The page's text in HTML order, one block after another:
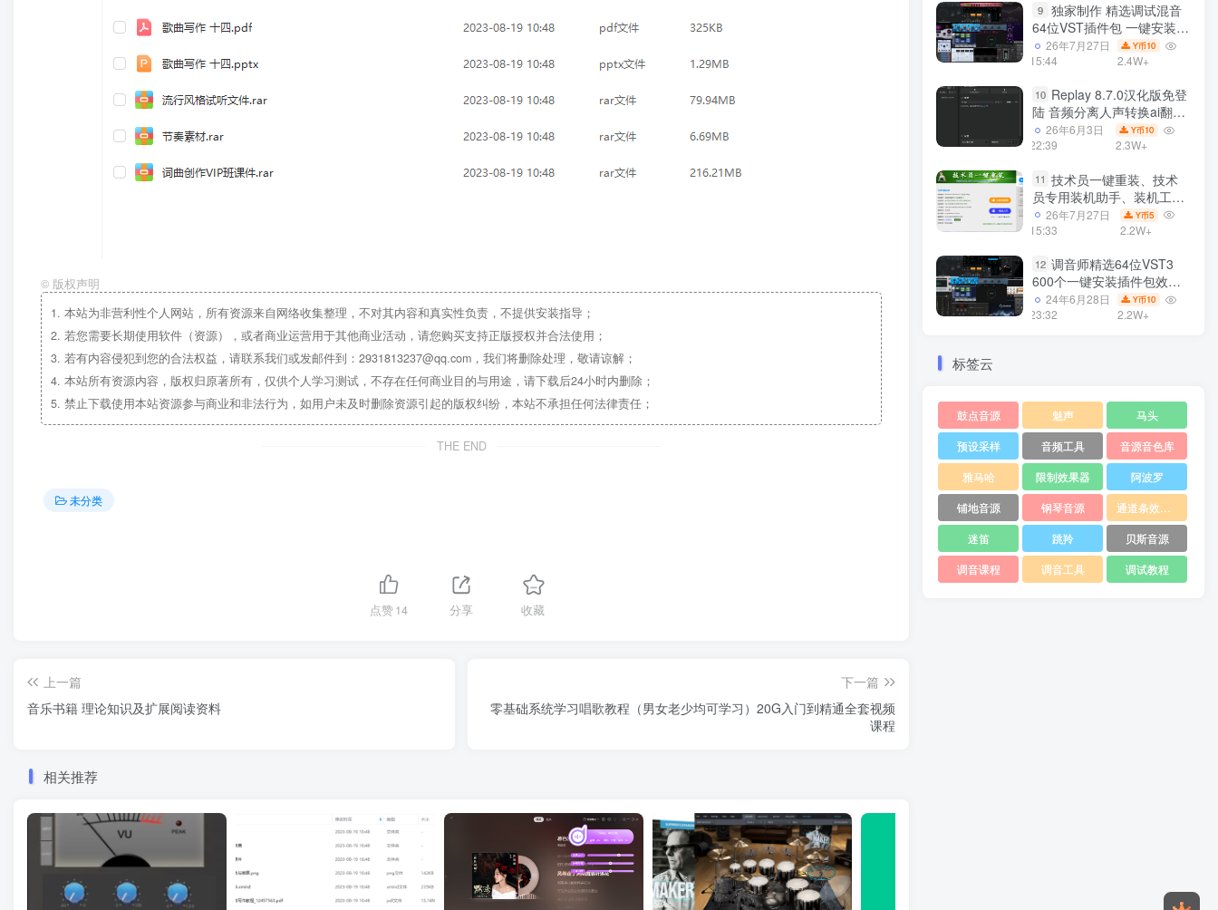
© 版权声明
1. 本站为非营利性个人网站，所有资源来自网络收集整理，不对其内容和真实性负责，不提供安装指导；
2. 若您需要长期使用软件（资源），或者商业运营用于其他商业活动，请您购买支持正版授权并合法使用；
3. 若有内容侵犯到您的合法权益，请联系我们或发邮件到：2931813237@qq.com，我们将删除处理，敬请谅解；
4. 本站所有资源内容，版权归原著所有，仅供个人学习测试，不存在任何商业目的与用途，请下载后24小时内删除；
5. 禁止下载使用本站资源参与商业和非法行为，如用户未及时删除资源引起的版权纠纷，本站不承担任何法律责任；
THE END
未分类
点赞14 分享 收藏
上一篇
音乐书籍 理论知识及扩展阅读资料
下一篇
零基础系统学习唱歌教程（男女老少均可学习）20G入门到精通全套视频
课程
相关推荐
9 独家制作 精选调试混音
64位VST插件包 一键安装
600个效果器合集v2.0 WiN
支持定制
26年7月27日
15:44
Y币10
2.4W+
10 Replay 8.7.0汉化版免登
陆 音频分离人声转换ai翻唱
支持50系显卡 一键安装
WiN
26年6月3日
22:39
Y币10
2.3W+
11 技术员一键重装、技术
员专用装机助手、装机工
具、电脑系统装机软件丶一
键安装系统
26年7月27日
15:33
Y币5
2.2W+
12 调音师精选64位VST3
600个一键安装插件包效果
器集合10G WiN
24年6月28日
23:32
Y币10
2.2W+
标签云
鼓点音源 魅声
马头
预设采样
音频工具
音源音色库
雅马哈
限制效果器
阿波罗
铺地音源
钢琴音源
通道条效果器
迷笛
跳羚
贝斯音源
调音课程
调音工具 调试教程